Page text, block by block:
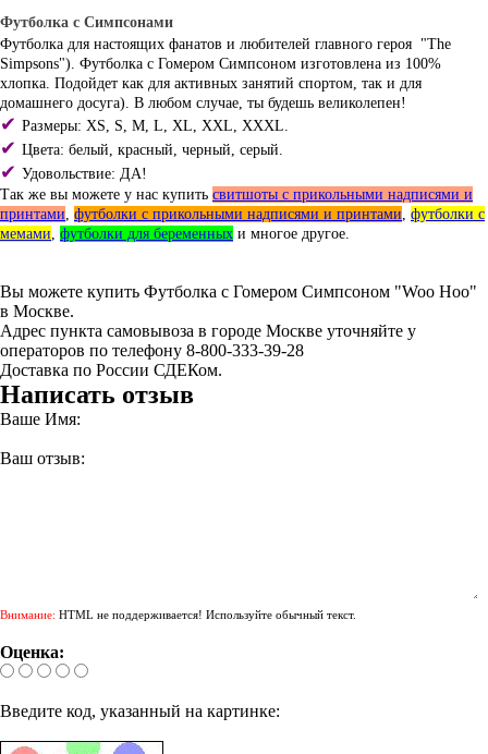
Футболка с Симпсонами
Футболка для настоящих фанатов и любителей главного героя "The
Simpsons"). Футболка с Гомером Симпсоном изготовлена из 100%
хлопка. Подойдет как для активных занятий спортом, так и для
домашнего досуга). В любом случае, ты будешь великолепен!
✔ Размеры: XS, S, M, L, XL, XXL, XXXL.
✔ Цвета: белый, красный, черный, серый.
✔ Удовольствие: ДА!
Так же вы можете у нас купить свитшоты с прикольными надписями и
принтами, футболки с прикольными надписями и принтами, футболки с
мемами, футболки для беременных и многое другое.
Вы можете купить Футболка с Гомером Симпсоном "Woo Hoo"
в Москве.
Адрес пункта самовывоза в городе Москве уточняйте у
операторов по телефону 8-800-333-39-28
Доставка по России СДЕКом.
Написать отзыв
Ваше Имя:
Ваш отзыв:
Внимание: HTML не поддерживается! Используйте обычный текст.
Оценка:
Введите код, указанный на картинке: